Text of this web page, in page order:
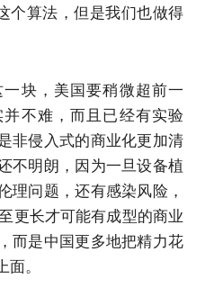
个算法，但是我们也做得
块，美国要稍微超前一
不难，而且已经有实验
非侵入式的商业化更加清
不明朗，因为一旦设备植
理问题，还有感染风险，
更长才可能有成型的商业
而是中国更多地把精力花
。